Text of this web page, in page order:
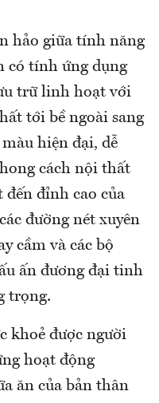
hảo giữa tính năng
có tính ứng dụng
trữ linh hoạt với
tới bề ngoài sang
hiện đại, dễ
cách nội thất
đỉnh cao của
đường nét xuyên
cầm và các bộ
ấn đương đại tinh
trọng.
khoẻ được người
hoạt động
ăn của bản thân